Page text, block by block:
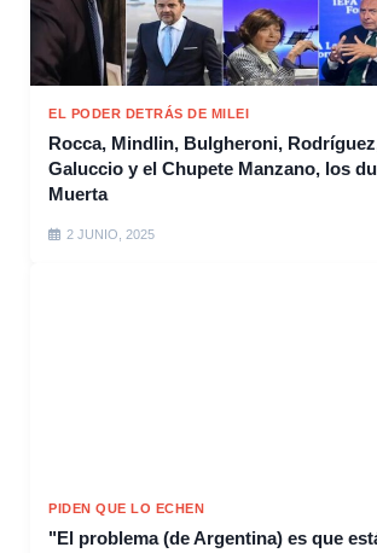
EL PODER DETRÁS DE MILEI
Rocca, Mindlin, Bulgheroni,
Galuccio y el Chupete Manzano, los
Muerta
2 JUNIO, 2025
PIDEN QUE LO ECHEN
"El problema (de Argentina) es que